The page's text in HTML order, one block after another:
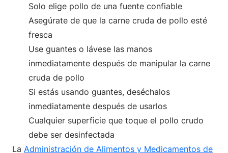
Solo elige pollo de una fuente confiable
Asegúrate de que la carne cruda de pollo esté
fresca
Use guantes o lávese las manos
inmediatamente después de manipular la carne
cruda de pollo
Si estás usando guantes, deséchalos
inmediatamente después de usarlos
Cualquier superficie que toque el pollo crudo
debe ser desinfectada
La Administración de Alimentos y Medicamentos de